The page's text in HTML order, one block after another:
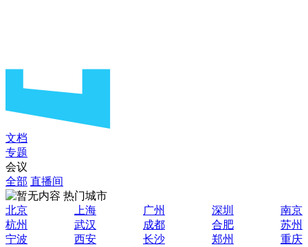
文档
专题
会议
全部 直播间
热门城市
北京
上海 广州 深圳
南京
杭州
武汉 成都 合肥
苏州
宁波
西安 长沙 郑州
重庆